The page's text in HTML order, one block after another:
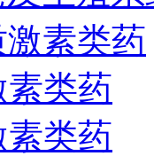
素类药
类药
类药